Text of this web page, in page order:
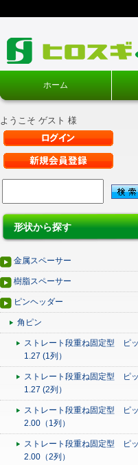
ホーム
ようこそ ゲスト 様
形状から探す
金属スペーサー
樹脂スペーサー
ピンヘッダー
角ピン
ストレート段重ね固定型 ピ
1.27 (1列）
ストレート段重ね固定型 ピ
1.27 (2列）
ストレート段重ね固定型 ピ
2.00（1列）
ストレート段重ね固定型 ピ
2.00（2列）